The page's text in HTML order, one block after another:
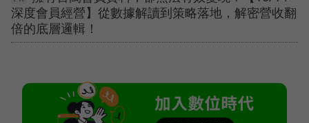
深度會員經營】從數據解讀到策略落地，解密營收翻
倍的底層邏輯！